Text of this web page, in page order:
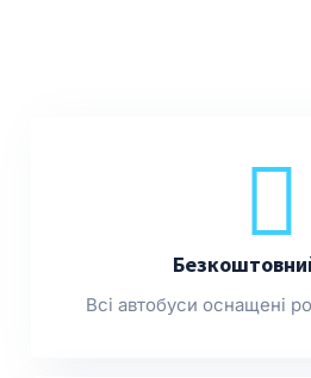
Всі автобуси оснащені